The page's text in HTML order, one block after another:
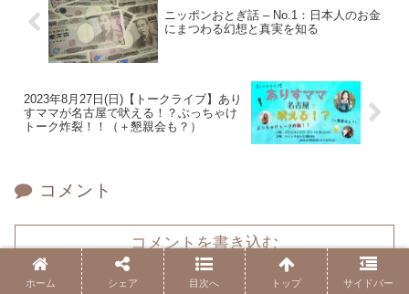
ニッポンおとぎ話 – No.1：日本人のお金
にまつわる幻想と真実を知る
2023年8月27日(日)【トークライブ】あり
すママが名古屋で吠える！？ぶっちゃけ
トーク炸裂！！（＋懇親会も？）
コメント
コメントを書き込む
ホーム シェア 目次へ トップ サイドバー